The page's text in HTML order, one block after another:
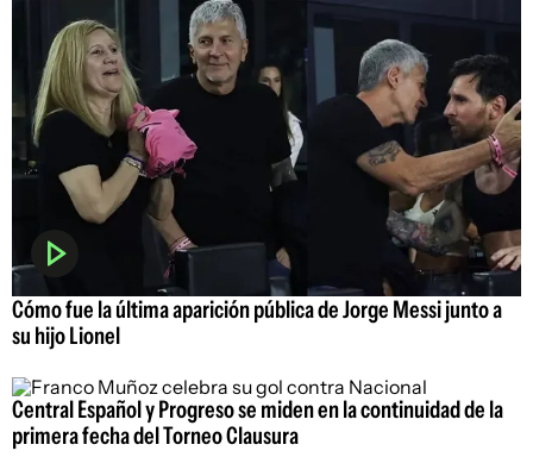
Cómo fue la última aparición pública de Jorge Messi junto a
su hijo Lionel
Central Español y Progreso se miden en la continuidad de la
primera fecha del Torneo Clausura